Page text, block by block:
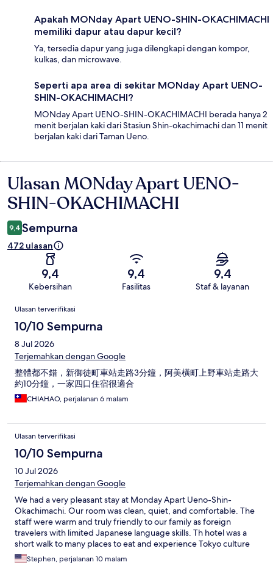
Apakah MONday Apart UENO-SHIN-OKACHIMACHI
memiliki dapur atau dapur kecil?
Ya, tersedia dapur yang juga dilengkapi dengan kompor,
kulkas, dan microwave.
Seperti apa area di sekitar MONday Apart UENO-
SHIN-OKACHIMACHI?
MONday Apart UENO-SHIN-OKACHIMACHI berada hanya 2
menit berjalan kaki dari Stasiun Shin-okachimachi dan 11 menit
berjalan kaki dari Taman Ueno.
Ulasan
Ulasan MONday Apart UENO-
SHIN-OKACHIMACHI
9,4 Sempurna
472 ulasan
9,4
Kebersihan
9,4
Fasilitas
9,4
Staf & layanan
Ulasan
Ulasan terverifikasi
10/10 Sempurna
8 Jul 2026
Terjemahkan dengan Google
整體都不錯，新御徒町車站走路3分鐘，阿美橫町上野車站走路大
約10分鐘，一家四口住宿很適合
CHIAHAO, perjalanan 6 malam
Ulasan terverifikasi
10/10 Sempurna
10 Jul 2026
Terjemahkan dengan Google
We had a very pleasant stay at Monday Apart Ueno-Shin-
Okachimachi. Our room was clean, quiet, and comfortable. The
staff were warm and truly friendly to our family as foreign
travelers with limited Japanese language skills. Th hotel was a
short walk to many places to eat and experience Tokyo culture
and entertainment.
Stephen, perjalanan 10 malam